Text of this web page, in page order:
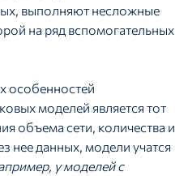
выполняют несложные
на ряд вспомогательных
особенностей
моделей является тот
объема сети, количества и
нее данных, модели учатся
у моделей с